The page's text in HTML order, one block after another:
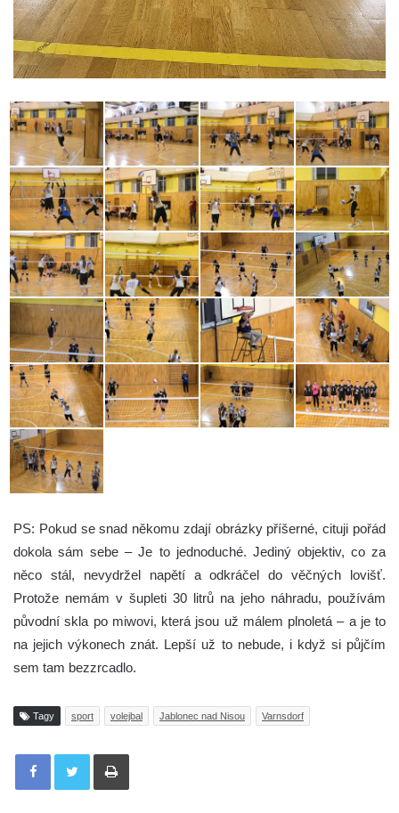
PS: Pokud se snad někomu zdají obrázky příšerné, cituji pořád
dokola sám sebe – Je to jednoduché. Jediný objektiv, co za
něco stál, nevydržel napětí a odkráčel do věčných lovišť.
Protože nemám v šupleti 30 litrů na jeho náhradu, používám
původní skla po miwovi, která jsou už málem plnoletá – a je to
na jejich výkonech znát. Lepší už to nebude, i když si půjčím
sem tam bezzrcadlo.
Tagy sport volejbal Jablonec nad Nisou Varnsdorf
Tisknout